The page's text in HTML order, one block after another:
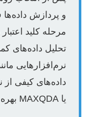
و پردازش
مرحله کلید
تحلیل داده‌های
یا MAXQDA بهره ببرید.